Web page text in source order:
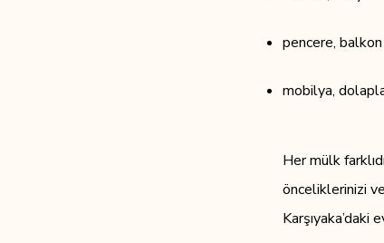
pencere,
mobilya,
Her mülk
önceliklerinizi